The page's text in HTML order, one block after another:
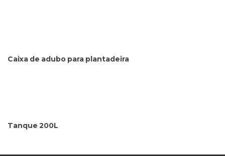
Caixa de adubo para plantadeira
Tanque 200L